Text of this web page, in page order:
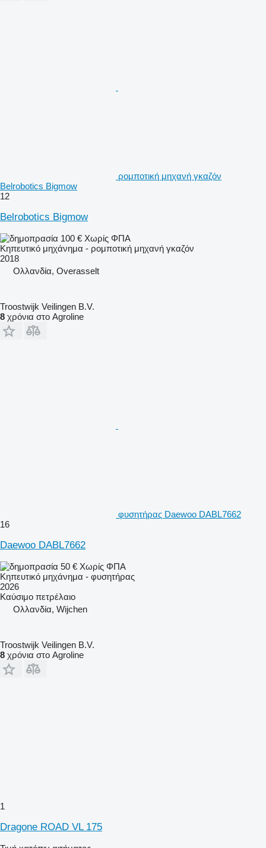
ρομποτική μηχανή γκαζόν
Belrobotics Bigmow
12
Belrobotics Bigmow
100 € Χωρίς ΦΠΑ
Κηπευτικό μηχάνημα - ρομποτική μηχανή γκαζόν
2018
Ολλανδία, Overasselt
Troostwijk Veilingen B.V.
8 χρόνια στο Agroline
φυσητήρας Daewoo DABL7662
16
Daewoo DABL7662
50 € Χωρίς ΦΠΑ
Κηπευτικό μηχάνημα - φυσητήρας
2026
Καύσιμο πετρέλαιο
Ολλανδία, Wijchen
Troostwijk Veilingen B.V.
8 χρόνια στο Agroline
1
Dragone ROAD VL 175